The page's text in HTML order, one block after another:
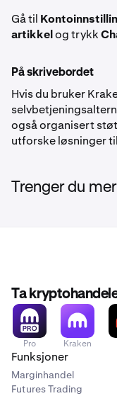
Gå til
artikkelog trykk
På skrivebordet
Hvis du bruker
også organisert
utforske løsninger
Trenger du
Ta
Pro Kraken
Funksjoner
Marginhandel
Futures Trading